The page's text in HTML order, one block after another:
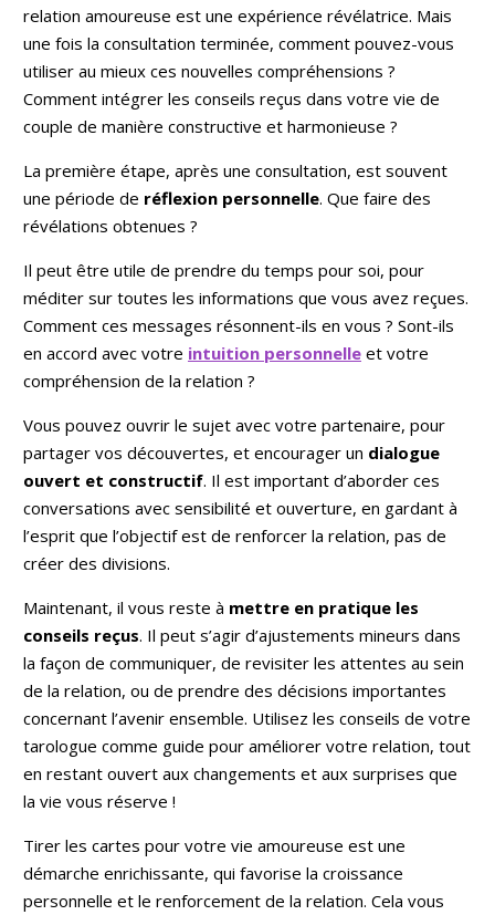
relation amoureuse est une expérience révélatrice. Mais
une fois la consultation terminée, comment pouvez-vous
utiliser au mieux ces nouvelles compréhensions ?
Comment intégrer les conseils reçus dans votre vie de
couple de manière constructive et harmonieuse ?
La première étape, après une consultation, est souvent
une période de réflexion personnelle. Que faire des
révélations obtenues ?
Il peut être utile de prendre du temps pour soi, pour
méditer sur toutes les informations que vous avez reçues.
Comment ces messages résonnent-ils en vous ? Sont-ils
en accord avec votre intuition personnelle et votre
compréhension de la relation ?
Vous pouvez ouvrir le sujet avec votre partenaire, pour
partager vos découvertes, et encourager un dialogue
ouvert et constructif. Il est important d’aborder ces
conversations avec sensibilité et ouverture, en gardant à
l’esprit que l’objectif est de renforcer la relation, pas de
créer des divisions.
Maintenant, il vous reste à mettre en pratique les
conseils reçus. Il peut s’agir d’ajustements mineurs dans
la façon de communiquer, de revisiter les attentes au sein
de la relation, ou de prendre des décisions importantes
concernant l’avenir ensemble. Utilisez les conseils de votre
tarologue comme guide pour améliorer votre relation, tout
en restant ouvert aux changements et aux surprises que
la vie vous réserve !
Tirer les cartes pour votre vie amoureuse est une
démarche enrichissante, qui favorise la croissance
personnelle et le renforcement de la relation. Cela vous